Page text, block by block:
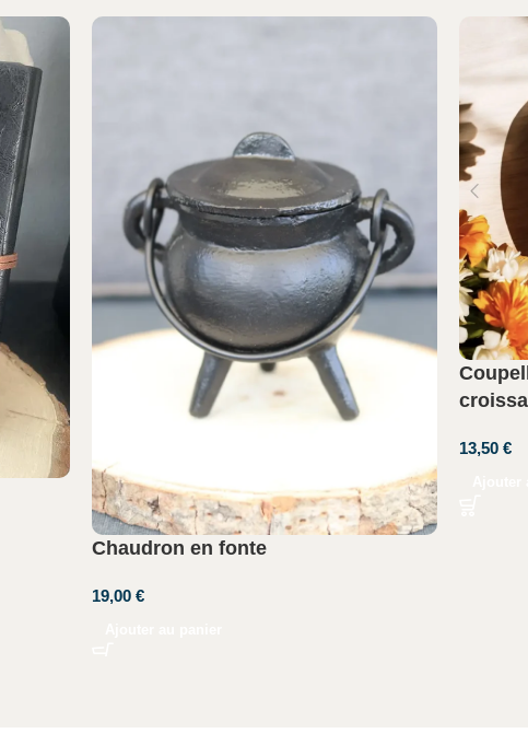
Chaudron en fonte
19,00 €
13,50 €